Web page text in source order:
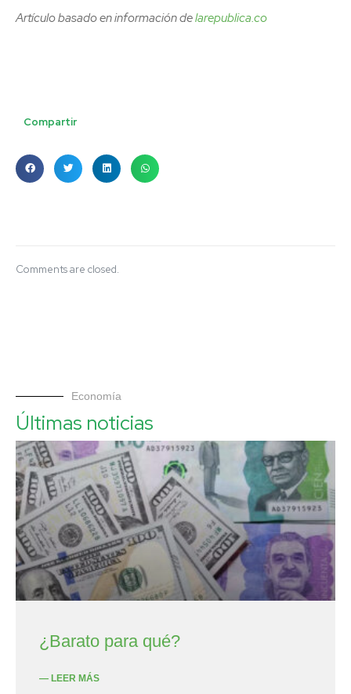
Artículo basado en información delarepublica.co
Compartir
Comments are closed.
Economía
Últimas noticias
¿Barato para qué?
— LEER MÁS